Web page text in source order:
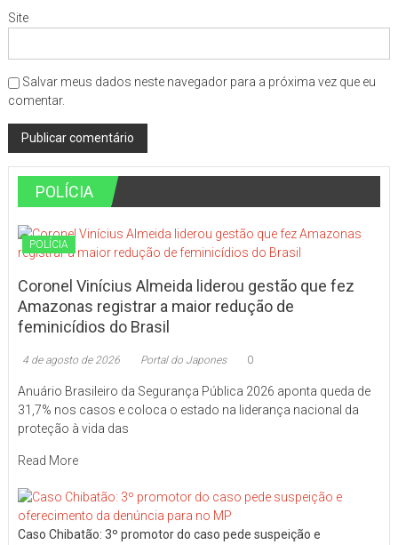
Site
Salvar meus dados neste navegador para a próxima vez que eu
comentar.
POLÍCIA
POLÍCIA
Coronel Vinícius Almeida liderou gestão que fez
Amazonas registrar a maior redução de
feminicídios do Brasil
4 de agosto de 2026 Portal do Japones 0
Anuário Brasileiro da Segurança Pública 2026 aponta queda de
31,7% nos casos e coloca o estado na liderança nacional da
proteção à vida das
Read More
Caso Chibatão: 3º promotor do caso pede suspeição e